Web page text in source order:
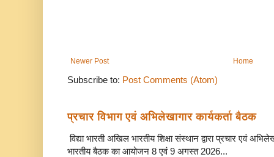
Newer Post Home
Subscribe to: Post Comments (Atom)
प्रचार विभाग एवं अभिलेखागार कार्यकर्ता बैठक
विद्या भारती अखिल भारतीय शिक्षा संस्थान द्वारा प्रचार एवं
भारतीय बैठक का आयोजन 8 एवं 9 अगस्त 2026...